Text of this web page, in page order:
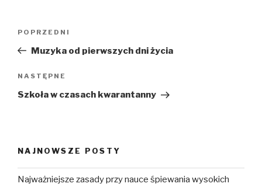
Poprzedni
wpis
POPRZEDNI
Muzyka od pierwszych dni życia
Następny
wpis
NASTĘPNE
Szkoła w czasach kwarantanny
NAJNOWSZE POSTY
Najważniejsze zasady przy nauce śpiewania wysokich